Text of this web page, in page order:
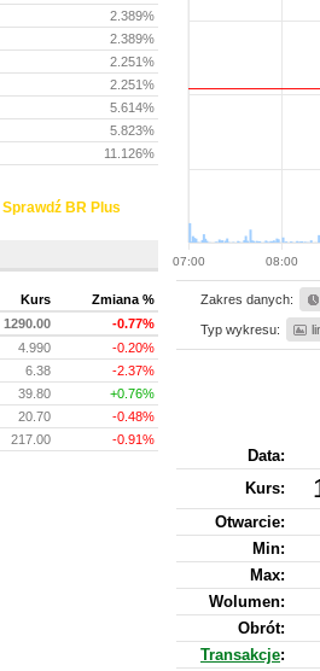
07:00 08:00
Zakres danych:
Typ wykresu:
Data:
Kurs:
Otwarcie:
Min:
Max:
Wolumen:
Obrót:
Transakcje:
2.389%
2.389%
2.251%
2.251%
5.614%
5.823%
11.126%
Sprawdź BR Plus
Kurs
Zmiana %
1290.00
-0.77%
4.990
-0.20%
6.38
-2.37%
39.80
+0.76%
20.70
-0.48%
217.00 -0.91%